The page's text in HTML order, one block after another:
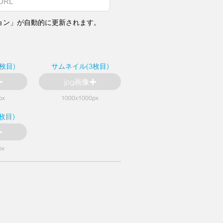
」が自動的に更新されます。
目)
目)
サムネイル(3枚目)
jpg画像
1000x1000px